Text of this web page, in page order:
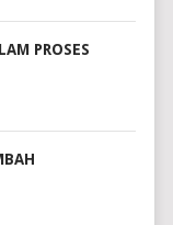
PROSES